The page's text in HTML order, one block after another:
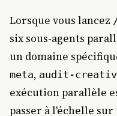
Lorsque vous lancez
six sous-agents
un domaine
meta, audit-
exécution parallèle
passer à l'échelle